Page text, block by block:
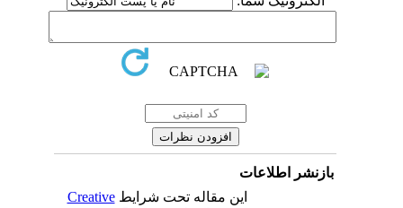
بازنشر اطلاعات
این مقاله تحت شرایطCreative